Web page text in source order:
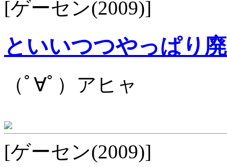
[ゲーセン(2009)]
といいつつやっぱり
（ﾟ∀ﾟ）アヒャ
[ゲーセン(2009)]